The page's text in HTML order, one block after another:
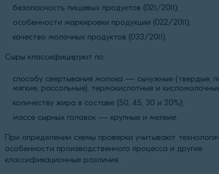
безопасность пищевых продуктов (021/2011);
особенности маркировки продукции (022/2011);
качество молочных продуктов (033/2011).
Сыры классифицируют по:
способу свертывания молока — сычужные (твердые,
мягкие, рассольные), термокислотные и
количеству жира в составе (50, 45, 30 и 20%);
массе сырных головок — крупные и мелкие.
При определении схемы проверки учитывают
особенности производственного процесса и другие
классификационные различия.